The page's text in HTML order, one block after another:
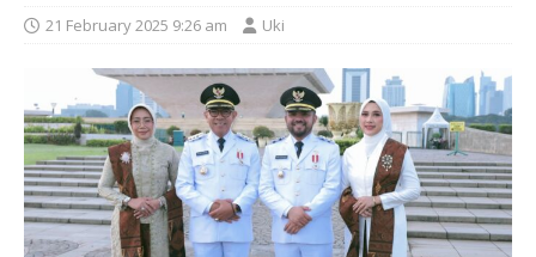
21 February 2025 9:26 am Uki